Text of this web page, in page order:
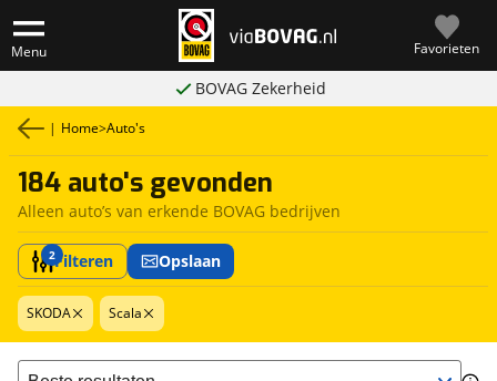
Menu Favorieten
BOVAG Zekerheid
| Home>Auto's
184 auto's gevonden
Alleen auto’s van erkende BOVAG bedrijven
2Filteren Opslaan
SKODA Scala